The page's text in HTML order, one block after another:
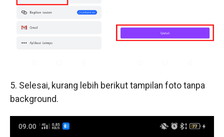
5. Selesai, kurang lebih berikut tampilan foto tanpa
background.